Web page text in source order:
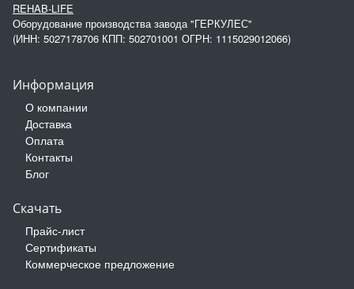
REHAB-LIFE
Оборудование производства завода "ГЕРКУЛЕС"
(ИНН: 5027178706 КПП: 502701001 ОГРН: 1115029012066)
Информация
О компании
Доставка
Оплата
Контакты
Блог
Скачать
Прайс-лист
Сертификаты
Коммерческое предложение